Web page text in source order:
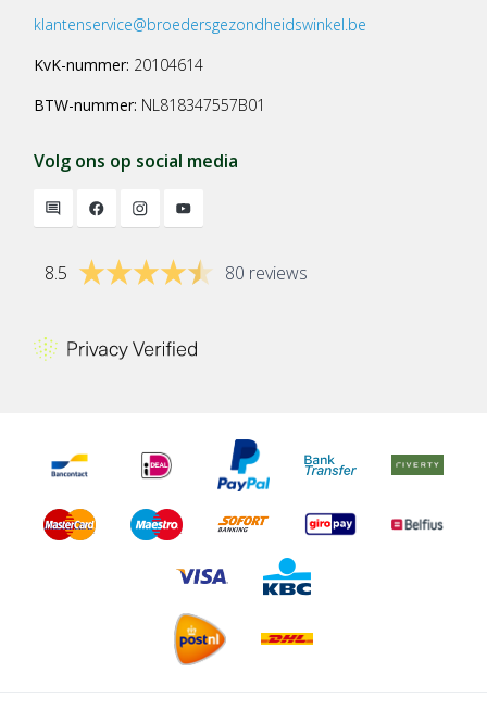
klantenservice@broedersgezondheidswinkel.be
KvK-nummer: 20104614
BTW-nummer: NL818347557B01
Volg ons op social media
8.5 80 reviews